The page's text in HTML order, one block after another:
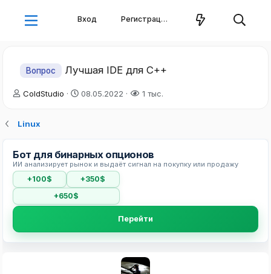
Вход Регистрация
Вопрос Лучшая IDE для C++
А
о
е
м
ы
ColdStudio
Д
ч
а
л
а
08.05.2022 1 тыс.
Linux
Бот для бинарных опционов
ИИ анализирует рынок и выдаёт сигнал на покупку или продажу
+100$
+350$
+650$
Перейти